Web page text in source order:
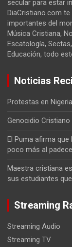
secular para estar
DiaCristiano.com
importantes del
Música Cristiana,
Escatología,
Educación, todo
Noticias
Protestas en
Genocidio Cristiano
El Puma afirma que
poco más al
Maestra cristiana
sus estudiantes
Streaming
Streaming Audio
Streaming TV